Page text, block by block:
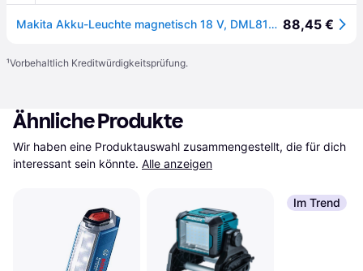
Makita Akku-Leuchte magnetisch 18 V, DML819, LXT, max. 1200 lm, incl. Magnetabdeckung 88,45 €
¹Vorbehaltlich Kreditwürdigkeitsprüfung.
Ähnliche Produkte
Wir haben eine Produktauswahl zusammengestellt, die für dich
interessant sein könnte. Alle anzeigen
Im Trend